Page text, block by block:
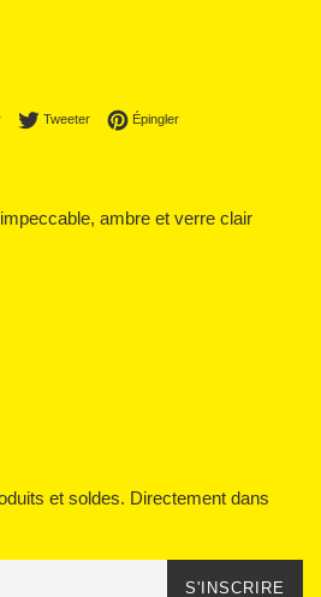
Partager sur Facebook
TweeterTweeter sur Twitter
ÉpinglerÉpingler sur Pinterest
ambre et verre clair
et soldes. Directement dans
S'INSCRIRE